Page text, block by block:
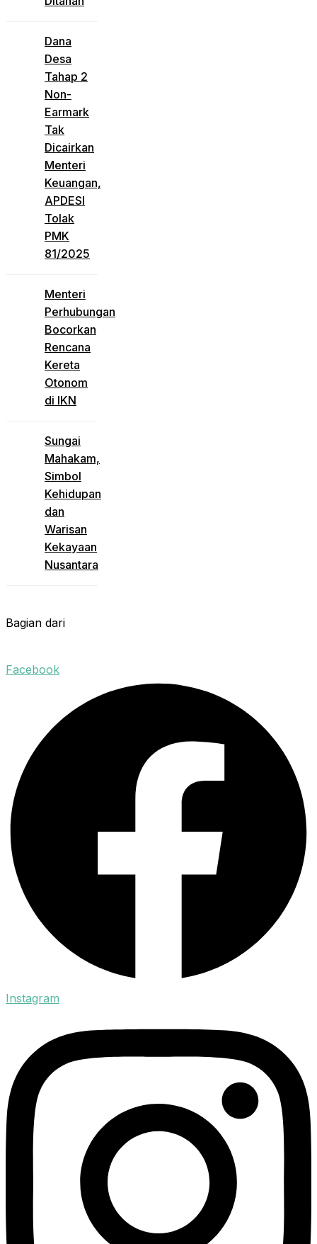
Dana
Desa
Tahap 2
Non-
Earmark
Tak
Dicairkan
Menteri
Keuangan,
APDESI
Tolak
PMK
81/2025
Menteri
Perhubungan
Bocorkan
Rencana
Kereta
Otonom
di IKN
Sungai
Mahakam,
Simbol
Kehidupan
dan
Warisan
Kekayaan
Nusantara
Bagian dari
Facebook
Instagram